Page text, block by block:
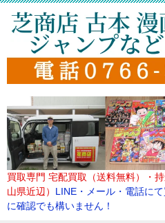
買取専門 宅配買取（送料無料）・
山県近辺） LINE・メール・電話にて
に確認でも構いません！